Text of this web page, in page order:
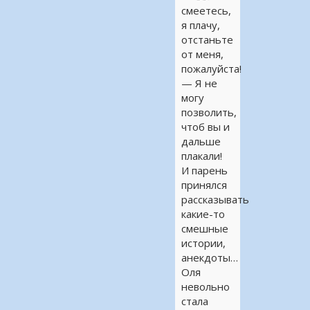
смеетесь,
я плачу,
отстаньте
от меня,
пожалуйста!
— Я не
могу
позволить,
чтоб вы и
дальше
плакали!
И парень
принялся
рассказывать
какие-то
смешные
истории,
анекдоты…
Оля
невольно
стала